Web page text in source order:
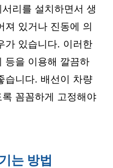
리를 설치하면서 생
져 있거나 진동에 의
가 있습니다. 이러한
등을 이용해 깔끔하
습니다. 배선이 차량
꼼꼼하게 고정해야
는 방법